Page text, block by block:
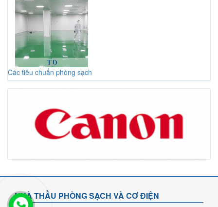
Các tiêu chuẩn phòng sạch
NHÀ THẦU PHÒNG SẠCH VÀ CƠ ĐIỆN